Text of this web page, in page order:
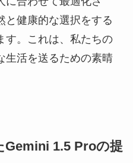
と健康的な選択をする
す。これは、私たちの
生活を送るための素晴
Gemini 1.5 Proの提